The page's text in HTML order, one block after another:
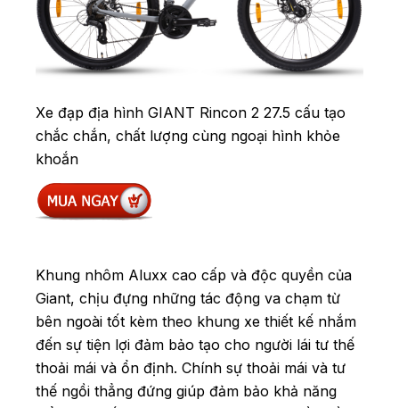
Xe đạp địa hình GIANT Rincon 2 27.5 cấu tạo
chắc chắn, chất lượng cùng ngoại hình khỏe
khoắn
Khung nhôm Aluxx cao cấp và độc quyền của
Giant, chịu đựng những tác động va chạm từ
bên ngoài tốt kèm theo khung xe thiết kế nhắm
đến sự tiện lợi đảm bảo tạo cho người lái tư thế
thoải mái và ổn định. Chính sự thoải mái và tư
thế ngồi thẳng đứng giúp đảm bảo khả năng